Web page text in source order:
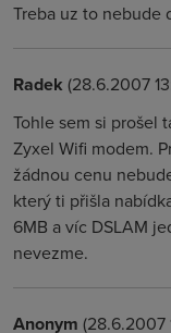
Treba uz to nebude
Radek (28.6.2007
Tohle sem si prošel
Zyxel Wifi modem.
žádnou cenu
který ti přišla
6MB a víc DSLAM
nevezme.
Anonym (28.6.2007